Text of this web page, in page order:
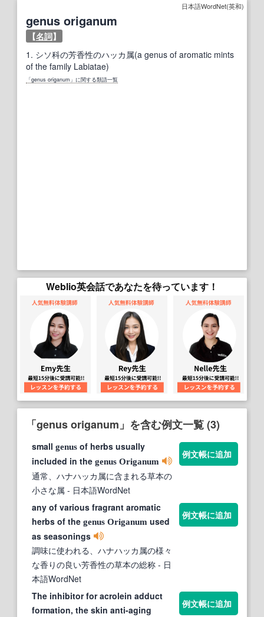
日本語WordNet(英和)
genus origanum
【名詞】
1. シソ科の芳香性のハッカ属(a genus of aromatic mints
of the family Labiatae)
「genus origanum」に関する類語一覧
Weblio英会話であなたを待っています！
「genus origanum」を含む例文一覧 (3)
small genus of herbs usually
included in the genus Origanum
通常、ハナハッカ属に含まれる草本の
小さな属 - 日本語WordNet
例文帳に追加
any of various fragrant aromatic
herbs of the genus Origanum used
as seasonings
調味に使われる、ハナハッカ属の様々
な香りの良い芳香性の草本の総称 - 日
本語WordNet
例文帳に追加
The inhibitor for acrolein adduct
formation, the skin anti-aging
例文帳に追加